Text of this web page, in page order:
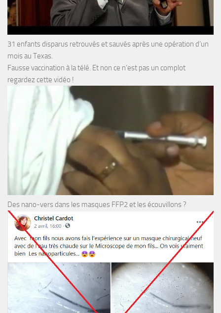
31 enfants disparus retrouvés et sauvés après une opération d’un
mois au Texas.
Fausse vaccination à la télé. Et non ce n’est pas un complot
regardez cette vidéo !
Des nano-vers dans les masques FFP2 et les écouvillons ?